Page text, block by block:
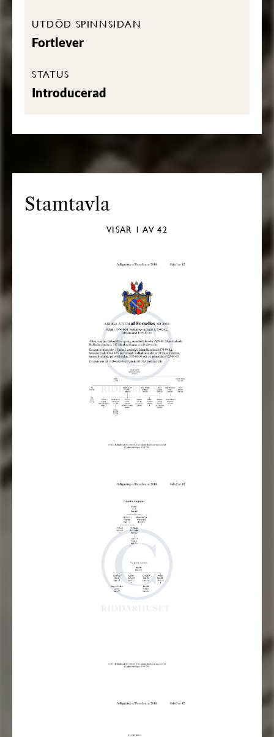
UTDÖD SPINNSIDAN
Fortlever
STATUS
Introducerad
Stamtavla
VISAR 1 AV 42